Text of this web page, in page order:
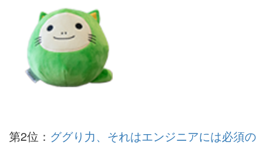
第2位： ググり力、それはエンジニアには必須の